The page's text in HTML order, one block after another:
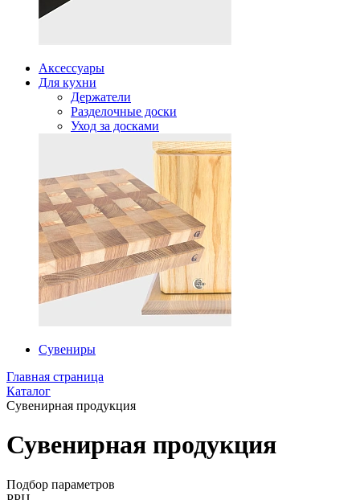
Аксессуары
Для кухни
Держатели
Разделочные доски
Уход за досками
Сувениры
Главная страница
Каталог
Сувенирная продукция
Сувенирная продукция
Подбор параметров